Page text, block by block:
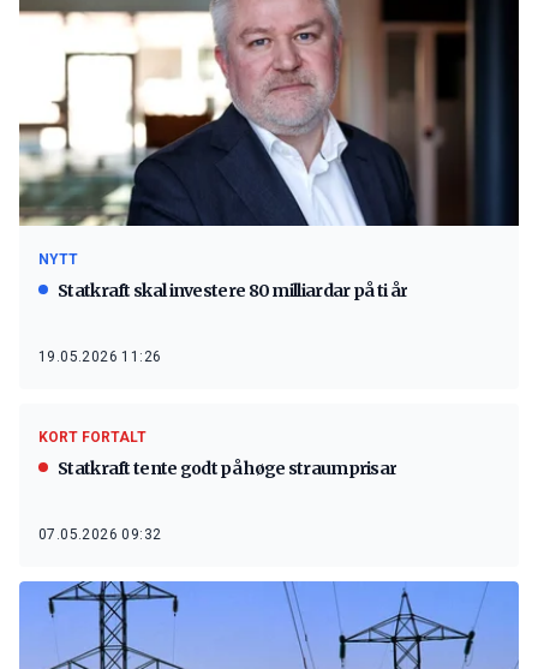
NYTT
Statkraft skal investere 80 milliardar på ti år
19.05.2026 11:26
KORT FORTALT
Statkraft tente godt på høge straumprisar
07.05.2026 09:32